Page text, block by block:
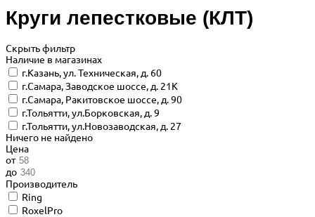
Круги лепестковые (КЛТ)
Скрыть фильтр
Наличие в магазинах
г.Казань, ул. Техническая, д. 60
г.Самара, Заводское шоссе, д. 21К
г.Самара, Ракитовское шоссе, д. 90
г.Тольятти, ул.Борковская, д. 9
г.Тольятти, ул.Новозаводская, д. 27
Ничего не найдено
Цена
от
до
Производитель
Ring
RoxelPro